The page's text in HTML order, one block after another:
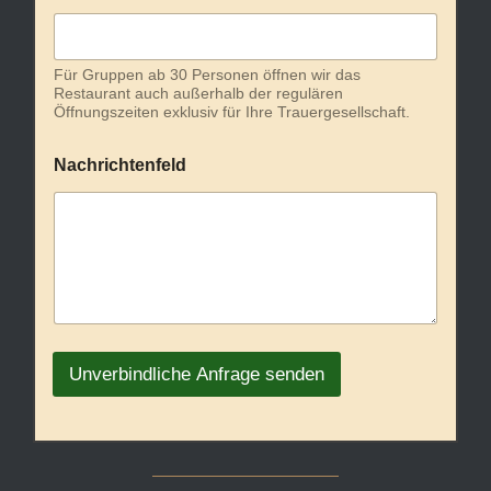
f
l
d
Für Gruppen ab 30 Personen öffnen wir das
Restaurant auch außerhalb der regulären
Öffnungszeiten exklusiv für Ihre Trauergesellschaft.
Nachrichtenfeld
Unverbindliche Anfrage senden